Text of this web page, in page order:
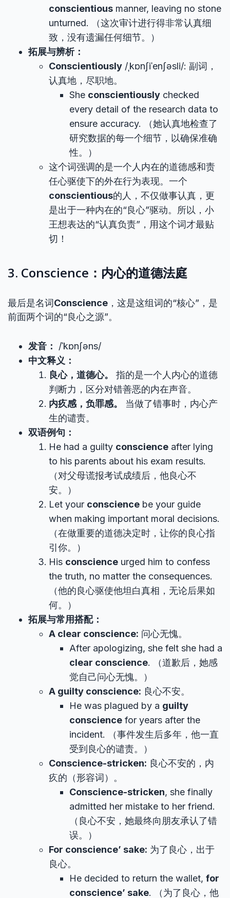
conscientious manner, leaving no stone
unturned. （这次审计进行得非常认真细
致，没有遗漏任何细节。）
拓展与辨析：
Conscientiously /ˌkɒnʃiˈenʃəsli/: 副词，
认真地，尽职地。
She conscientiously checked
every detail of the research data to
ensure accuracy. （她认真地检查了
研究数据的每一个细节，以确保准确
性。）
这个词强调的是一个人内在的道德感和责
任心驱使下的外在行为表现。一个
conscientious的人，不仅做事认真，更
是出于一种内在的“良心”驱动。所以，小
王想表达的“认真负责”，用这个词才最贴
切！
3. Conscience：内心的道德法庭
最后是名词Conscience ，这是这组词的“核心”，是
前面两个词的“良心之源”。
发音：
/ˈkɒnʃəns/
中文释义：
良心，道德心。
指的是一个人内心的道德
判断力，区分对错善恶的内在声音。
内疚感，负罪感。
当做了错事时，内心产
生的谴责。
双语例句：
He had a guilty conscience after lying
to his parents about his exam results.
（对父母谎报考试成绩后，他良心不
安。）
Let your conscience be your guide
when making important moral decisions.
（在做重要的道德决定时，让你的良心指
引你。）
His conscience urged him to confess
the truth, no matter the consequences.
（他的良心驱使他坦白真相，无论后果如
何。）
拓展与常用搭配：
A clear conscience: 问心无愧。
After apologizing, she felt she had a
clear conscience. （道歉后，她感
觉自己问心无愧。）
A guilty conscience: 良心不安。
He was plagued by a guilty
conscience for years after the
incident. （事件发生后多年，他一直
受到良心的谴责。）
Conscience-stricken: 良心不安的，内
疚的（形容词）。
Conscience-stricken, she finally
admitted her mistake to her friend.
（良心不安，她最终向朋友承认了错
误。）
For conscience’ sake: 为了良心，出于
良心。
He decided to return the wallet, for
conscience’ sake. （为了良心，他